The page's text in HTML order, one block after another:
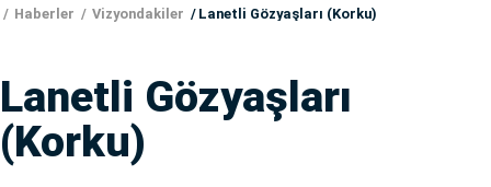
Haberler Vizyondakiler Lanetli Gözyaşları (Korku)
Lanetli Gözyaşları
(Korku)